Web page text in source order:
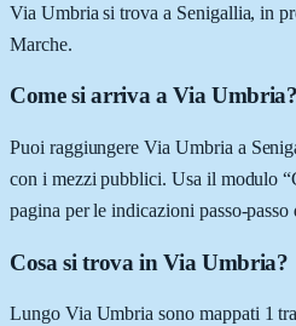
Via Umbria si trova a Senigallia, in
Marche.
Come si arriva a Via Umbria?
Puoi raggiungere Via Umbria a
con i mezzi pubblici. Usa il modulo
pagina per le indicazioni passo-passo
Cosa si trova in Via Umbria?
Lungo Via Umbria sono mappati 1